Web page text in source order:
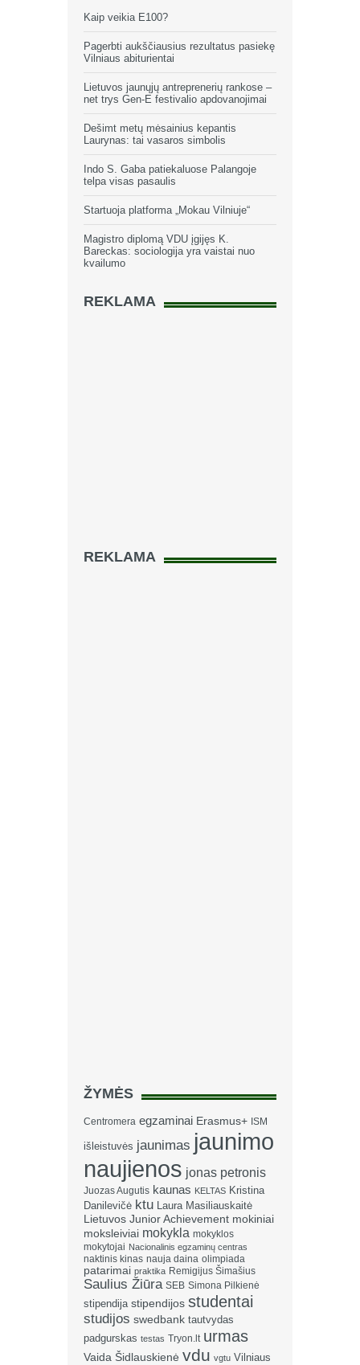
Kaip veikia E100?
Pagerbti aukščiausius rezultatus pasiekę
Vilniaus abiturientai
Lietuvos jaunųjų antreprenerių rankose –
net trys Gen-E festivalio apdovanojimai
Dešimt metų mėsainius kepantis
Laurynas: tai vasaros simbolis
Indo S. Gaba patiekaluose Palangoje
telpa visas pasaulis
Startuoja platforma „Mokau Vilniuje“
Magistro diplomą VDU įgijęs K.
Bareckas: sociologija yra vaistai nuo
kvailumo
REKLAMA
REKLAMA
ŽYMĖS
Centromera egzaminai Erasmus+ ISM
išleistuvės jaunimas jaunimo
naujienos jonas petronis
Juozas Augutis kaunas KELTAS Kristina
Danilevičė ktu Laura Masiliauskaitė
Lietuvos Junior Achievement mokiniai
moksleiviai mokykla mokyklos
mokytojai Nacionalinis egzaminų centras
naktinis kinas nauja daina olimpiada
patarimai praktika Remigijus Šimašius
Saulius Žiūra SEB Simona Pilkienė
stipendija stipendijos studentai
studijos swedbank tautvydas
padgurskas testas Tryon.lt urmas
Vaida Šidlauskienė vdu vgtu Vilniaus